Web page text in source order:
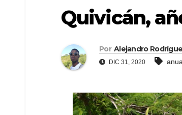
Quivicán,
Por Alejandro
DIC 31, 2020